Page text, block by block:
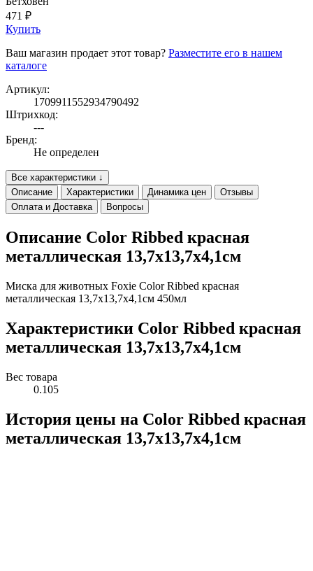
471 ₽
Купить
Ваш магазин продает этот товар? Разместите его в нашем
каталоге
Артикул:
1709911552934790492
Штрихкод:
---
Бренд:
Не определен
Все характеристики ↓
Описание
Характеристики Динамика цен
Отзывы
Оплата и Доставка
Вопросы
Описание Color Ribbed красная
металлическая 13,7х13,7х4,1cм
Миска для животных Foxie Color Ribbed красная
металлическая 13,7х13,7х4,1cм 450мл
Характеристики Color Ribbed красная
металлическая 13,7х13,7х4,1cм
Вес товара
0.105
История цены на Color Ribbed красная
металлическая 13,7х13,7х4,1cм